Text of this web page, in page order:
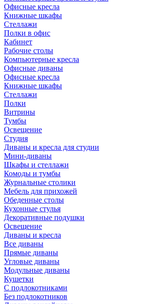
Офисные кресла
Книжные шкафы
Стеллажи
Полки в офис
Кабинет
Рабочие столы
Компьютерные кресла
Офисные диваны
Офисные кресла
Книжные шкафы
Стеллажи
Полки
Витрины
Тумбы
Освещение
Студия
Диваны и кресла для студии
Мини-диваны
Шкафы и стеллажи
Комоды и тумбы
Журнальные столики
Мебель для прихожей
Обеденные столы
Кухонные стулья
Декоративные подушки
Освещение
Диваны и кресла
Все диваны
Прямые диваны
Угловые диваны
Модульные диваны
Кушетки
С подлокотниками
Без подлокотников